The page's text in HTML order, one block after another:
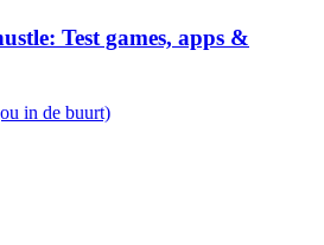
Test games, apps &
in de buurt)